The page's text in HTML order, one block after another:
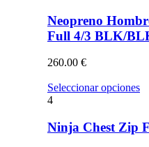
Neopreno
Full 4/3 BLK/
260.00 €
Seleccionar opciones
4
Ninja Chest Zip